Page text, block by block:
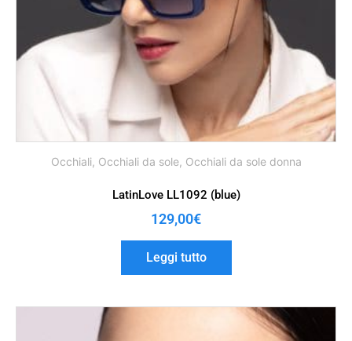
Occhiali, Occhiali da sole, Occhiali da sole donna
LatinLove LL1092 (blue)
129,00€
Leggi tutto